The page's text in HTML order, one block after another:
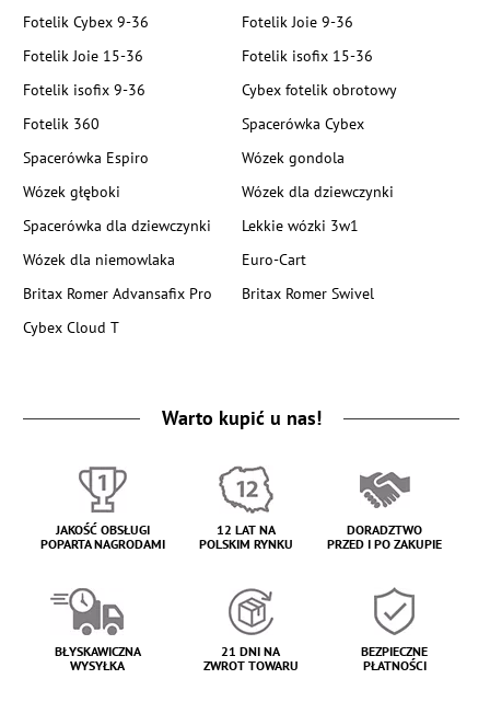
Fotelik Cybex 9-36
Fotelik Joie 9-36
Fotelik Joie 15-36
Fotelik isofix 15-36
Fotelik isofix 9-36
Cybex fotelik obrotowy
Fotelik 360
Spacerówka Cybex
Spacerówka Espiro
Wózek gondola
Wózek głęboki
Wózek dla dziewczynki
Spacerówka dla dziewczynki
Lekkie wózki 3w1
Wózek dla niemowlaka
Euro-Cart
Britax Romer Advansafix Pro
Britax Romer Swivel
Cybex Cloud T
Warto kupić u nas!
JAKOŚĆ OBSŁUGI
POPARTA NAGRODAMI
12 LAT NA
POLSKIM RYNKU
DORADZTWO
PRZED I PO ZAKUPIE
BŁYSKAWICZNA
WYSYŁKA
21 DNI NA
ZWROT TOWARU
BEZPIECZNE
PŁATNOŚCI